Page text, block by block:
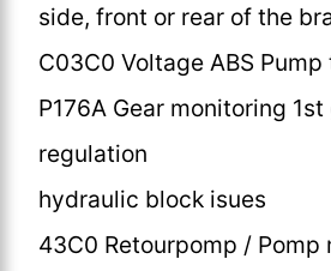
side, front or rear of the
C03C0 Voltage ABS
P176A Gear monitoring
regulation
hydraulic block isues
43C0 Retourpomp /